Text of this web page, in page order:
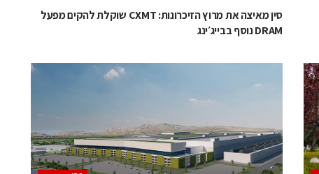
סין מאיצה את מרוץ הזיכרונות: CXMT שוקלת להקים מפעל
DRAM נוסף בבייג׳ינג